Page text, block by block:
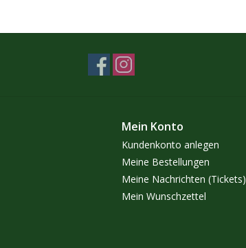
Mein Konto
Kundenkonto anlegen
Meine Bestellungen
Meine Nachrichten (Tickets)
Mein Wunschzettel